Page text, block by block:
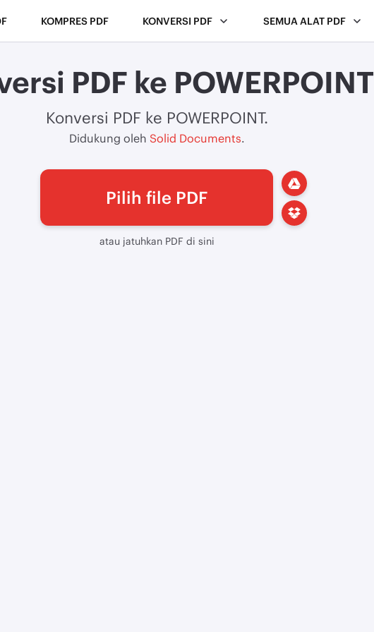
KOMPRES PDF KONVERSI PDF SEMUA ALAT PDF
PDF ke POWERPOINT
Konversi PDF ke POWERPOINT.
Didukung oleh Solid Documents.
Pilih file PDF
atau jatuhkan PDF di sini